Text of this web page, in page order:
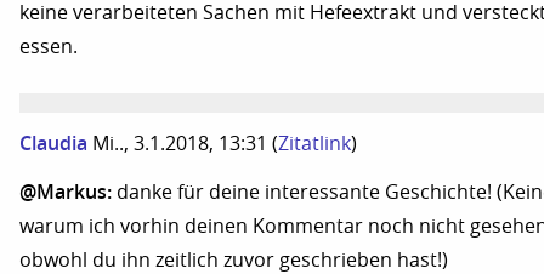
keine verarbeiteten Sachen mit Hefeextrakt und
essen.
Claudia Mi.., 3.1.2018, 13:31 (Zitatlink)
@Markus: danke für deine interessante Geschichte!
warum ich vorhin deinen Kommentar noch nicht
obwohl du ihn zeitlich zuvor geschrieben hast!)